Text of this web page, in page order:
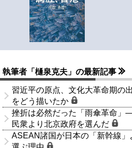
執筆者「樋泉克夫」の最新記事
習近平の原点、文化大革命期の
をどう描いたか
挫折は必然だった「雨傘革命」
民衆より北京政府を選んだ
ASEAN諸国が日本の「新幹線